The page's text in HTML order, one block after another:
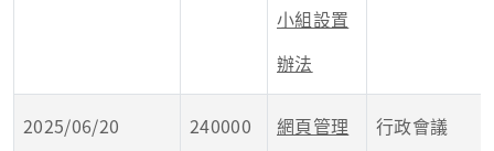
小組設置
辦法
2025/06/20
240000
網頁管理
行政會議